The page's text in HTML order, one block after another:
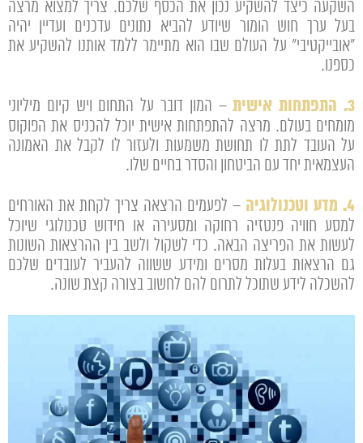
השקעה כיצד להשקיע נכון את הכסף שלכם. צריך למצוא מרצה
בעל ערך חוש הומור שיודע להביא נתונים עדכנים ועדיין יהיה
"אובייקטיבי" על העולם שבו הוא מתיימר ללמד אותנו להשקיע את
כספנו.
3. התפתחות אישית
– המון דובר על התחום ויש קיום מיליוני
מומחים בעולם. מרצה להתפתחות אישית יוכל להכניס את הפוקוס
על העובד לתת לו תחושת משמעות ולעזור לו לקבל את האמונה
העצמאית יחד עם הביטחון והסדר בחיים שלו.
4. מדע וטכנולוגיה
– לפעמים הרצאה צריך לקחת את האורחים
למסע חוויה פנטזיה רחוקה ומסעירה או חידוש טכנולוגי שיוכל
לעשות את הפריצה הבאה. כדי לשקול ולשב בין ההרצאות השונות
גם הרצאות בעלות מסרים ומידע ששווה להעביר לעובדים שלכם
להשכלה לידע שתוכל לתרום להם לחשוב בצורה קצת שונה.